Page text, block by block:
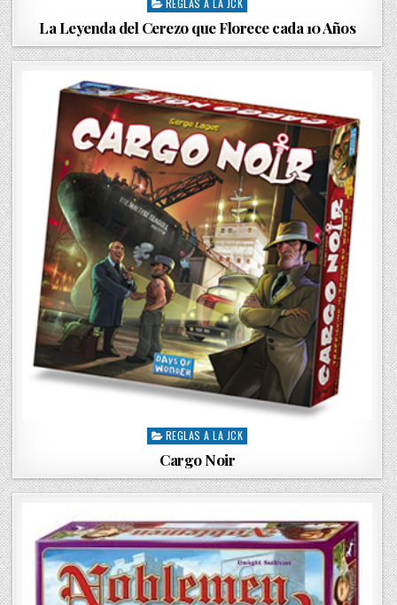
e
n
REGLAS A LA JCK
La Leyenda del Cerezo que Florece cada 10 Años
P
t
d
i
n
REGLAS A LA JCK
Cargo Noir